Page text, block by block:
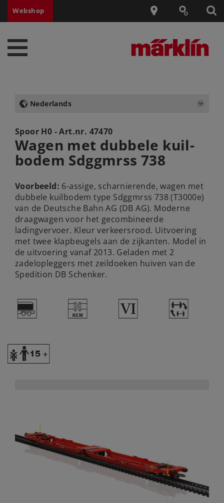
Webshop
Nederlands
Spoor H0 - Art.nr. 47470
Wagen met dubbele kuil-
bodem Sdggmrss 738
Voorbeeld: 6-assige, scharnierende, wagen met
dubbele kuilbodem type Sdggmrss 738 (T3000e)
van de Deutsche Bahn AG (DB AG). Moderne
draagwagen voor het gecombineerde
ladingvervoer. Kleur verkeersrood. Uitvoering
met twee klapbeugels aan de zijkanten. Model in
de uitvoering vanaf 2013. Geladen met 2
zadelopleggers met zeildoeken huiven van de
Spedition DB Schenker.
; U 8 ~
Y